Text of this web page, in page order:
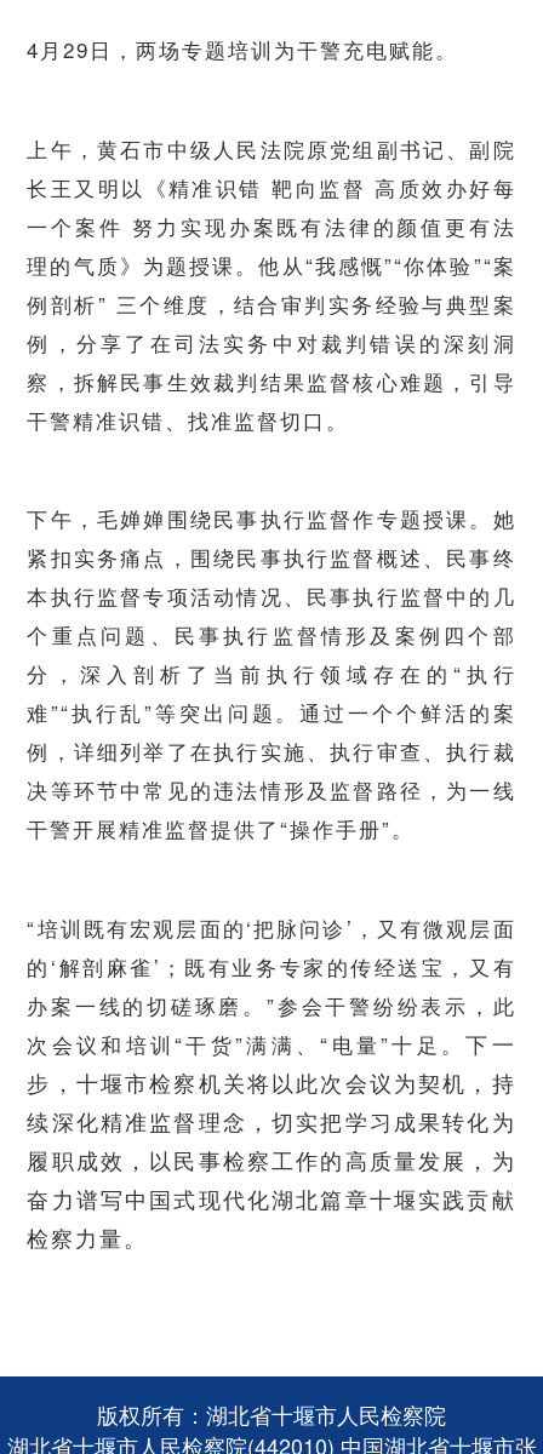
4月29日，两场专题培训为干警充电赋能。
上午，黄石市中级人民法院原党组副书记、副院
长王又明以《精准识错 靶向监督 高质效办好每
一个案件 努力实现办案既有法律的颜值更有法
理的气质》为题授课。他从“我感慨”“你体验”“案
例剖析” 三个维度，结合审判实务经验与典型案
例，分享了在司法实务中对裁判错误的深刻洞
察，拆解民事生效裁判结果监督核心难题，引导
干警精准识错、找准监督切口。
下午，毛婵婵围绕民事执行监督作专题授课。她
紧扣实务痛点，围绕民事执行监督概述、民事终
本执行监督专项活动情况、民事执行监督中的几
个重点问题、民事执行监督情形及案例四个部
分，深入剖析了当前执行领域存在的“执行
难”“执行乱”等突出问题。通过一个个鲜活的案
例，详细列举了在执行实施、执行审查、执行裁
决等环节中常见的违法情形及监督路径，为一线
干警开展精准监督提供了“操作手册”。
“培训既有宏观层面的‘把脉问诊’，又有微观层面
的‘解剖麻雀’；既有业务专家的传经送宝，又有
办案一线的切磋琢磨。”参会干警纷纷表示，此
次会议和培训“干货”满满、“电量”十足。下一
步，十堰市检察机关将以此次会议为契机，持
续深化精准监督理念，切实把学习成果转化为
履职成效，以民事检察工作的高质量发展，为
奋力谱写中国式现代化湖北篇章十堰实践贡献
检察力量。
版权所有：湖北省十堰市人民检察院
湖北省十堰市人民检察院(442010) 中国湖北省十堰市张